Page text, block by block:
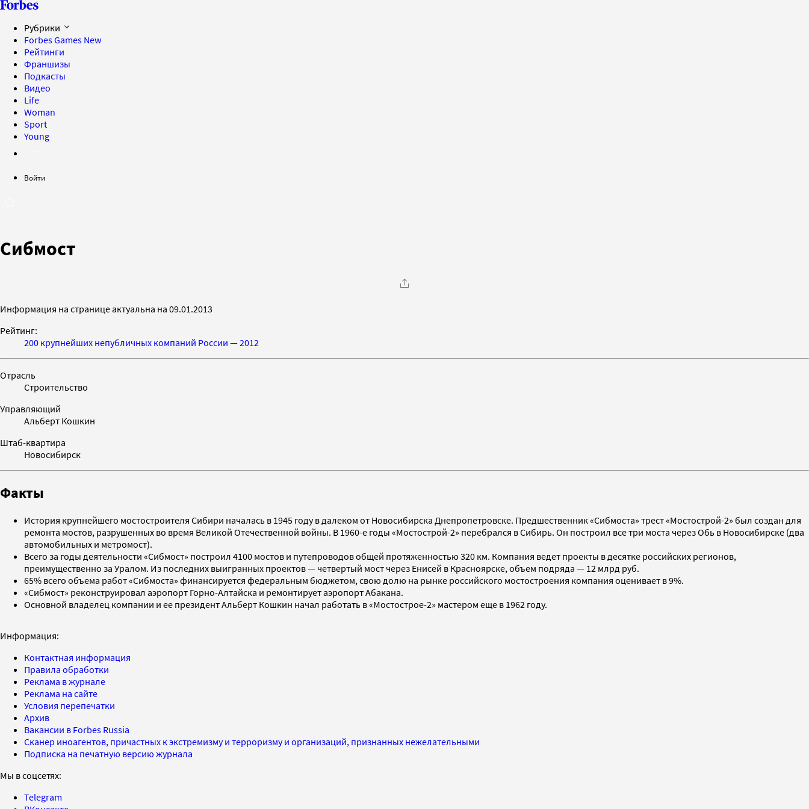
Рубрики
Forbes Games New
Рейтинги
Франшизы
Подкасты
Видео
Life
Woman
Sport
Young
Войти
Сибмост
Информация на странице актуальна на 09.01.2013
Рейтинг:
200 крупнейших непубличных компаний России — 2012
Отрасль
Строительство
Управляющий
Альберт Кошкин
Штаб-квартира
Новосибирск
Факты
История крупнейшего мостостроителя Сибири началась в 1945 году в далеком от Новосибирска Днепропетровске. Предшественник «Сибмоста» трест «Мостострой-2» был создан для
ремонта мостов, разрушенных во время Великой Отечественной войны. В 1960-е годы «Мостострой-2» перебрался в Сибирь. Он построил все три моста через Обь в Новосибирске (два
автомобильных и метромост).
Всего за годы деятельности «Сибмост» построил 4100 мостов и путепроводов общей протяженностью 320 км. Компания ведет проекты в десятке российских регионов,
преимущественно за Уралом. Из последних выигранных проектов — четвертый мост через Енисей в Красноярске, объем подряда — 12 млрд руб.
65% всего объема работ «Сибмоста» финансируется федеральным бюджетом, свою долю на рынке российского мостостроения компания оценивает в 9%.
«Сибмост» реконструировал аэропорт Горно-Алтайска и ремонтирует аэропорт Абакана.
Основной владелец компании и ее президент Альберт Кошкин начал работать в «Мостострое-2» мастером еще в 1962 году.
Информация:
Контактная информация
Правила обработки
Реклама в журнале
Реклама на сайте
Условия перепечатки
Архив
Вакансии в Forbes Russia
Сканер иноагентов, причастных к экстремизму и терроризму и организаций, признанных нежелательными
Подписка на печатную версию журнала
Мы в соцсетях:
Telegram